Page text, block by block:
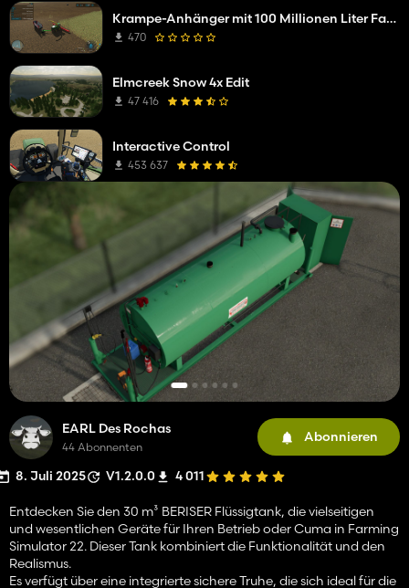
EARL Des Rochas
44 Abonnenten
Abonnieren
8. Juli 2025 V1.2.0.0 4 011
Entdecken Sie den 30 m³ BERISER Flüssigtank, die vielseitigen
und wesentlichen Geräte für Ihren Betrieb oder Cuma in Farming
Simulator 22. Dieser Tank kombiniert die Funktionalität und den
Realismus.
Es verfügt über eine integrierte sichere Truhe, die sich ideal für die
Krampe-Anhänger mit 100 Millionen Liter Fassungsvermögen
470
Elmcreek Snow 4x Edit
47 416
Interactive Control
453 637